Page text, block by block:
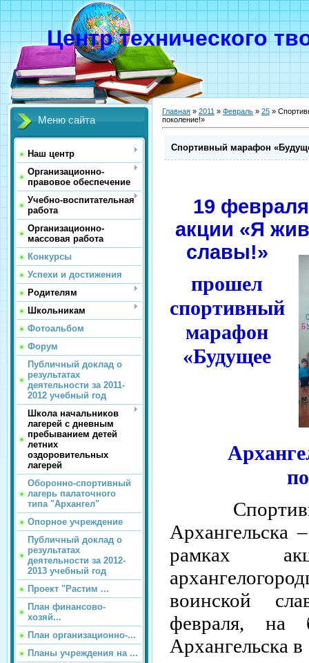
Центр технического
Меню сайта
Наш центр
Организационно-
правовое обеспечение
Учебно-воспитательная
работа
Организационно-
массовая работа
Конкурсы
Успехи и достижения
Родителям
Школьникам
Фотоальбом
Форум
Публичный доклад о
результатах
деятельности за 2011-
2012 учебный год
Школа начальников
лагерей с дневным
пребыванием детей
летних
оздоровительных
лагерей
Оборонно-спортивный
лагерь палаточного
типа "Архангел"
Опорное учреждение
Публичный доклад о
результатах
деятельности за 2012-
2013 учебный год
Проект "Растим ...
План финансово-
хозяй...
План организационно-...
Планы учреждения на ...
Главная » 2011 » Февраль » 25 »
поколение!»
Спортивный марафон
19
акции «Я
славы!»
прошел
спортивный
марафон
«Будущее
С
Архангельска
рамках
воинской
февраля,
Архангельска